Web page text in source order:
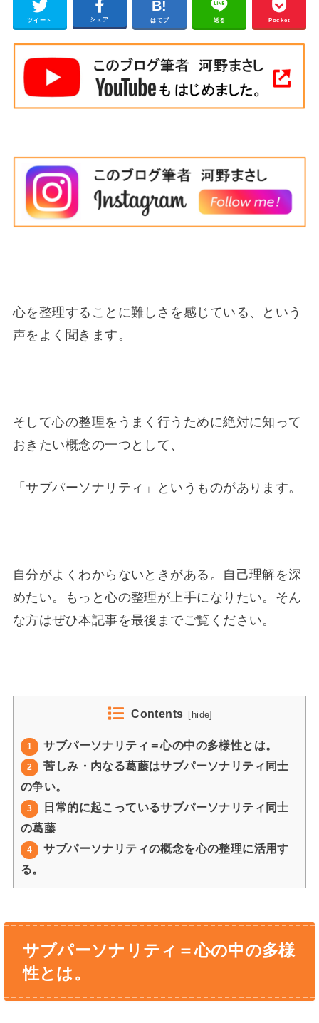
ツイート シェア はてブ 送る Pocket
心を整理することに難しさを感じている、という
声をよく聞きます。
そして心の整理をうまく行うために絶対に知って
おきたい概念の一つとして、
「サブパーソナリティ」というものがあります。
自分がよくわからないときがある。自己理解を深
めたい。もっと心の整理が上手になりたい。そん
な方はぜひ本記事を最後までご覧ください。
Contents [ hide]
1 サブパーソナリティ＝心の中の多様性とは。
2
苦しみ・内なる葛藤はサブパーソナリティ同士
の争い。
3
日常的に起こっているサブパーソナリティ同士
の葛藤
4
サブパーソナリティの概念を心の整理に活用す
る。
サブパーソナリティ＝心の中の多様
性とは。